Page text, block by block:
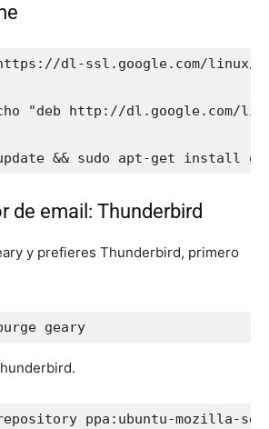
dl-ssl.google.com/linux/
"deb http://dl.google.com/
&& sudo apt-get install
de email: Thunderbird
y prefieres Thunderbird, primero
geary
ppa:ubuntu-mozilla-